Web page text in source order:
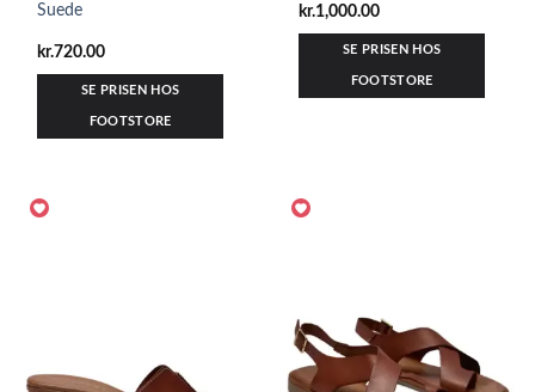
Suede
kr.720.00
SE PRISEN HOS
FOOTSTORE
kr.1,000.00
SE PRISEN HOS
FOOTSTORE